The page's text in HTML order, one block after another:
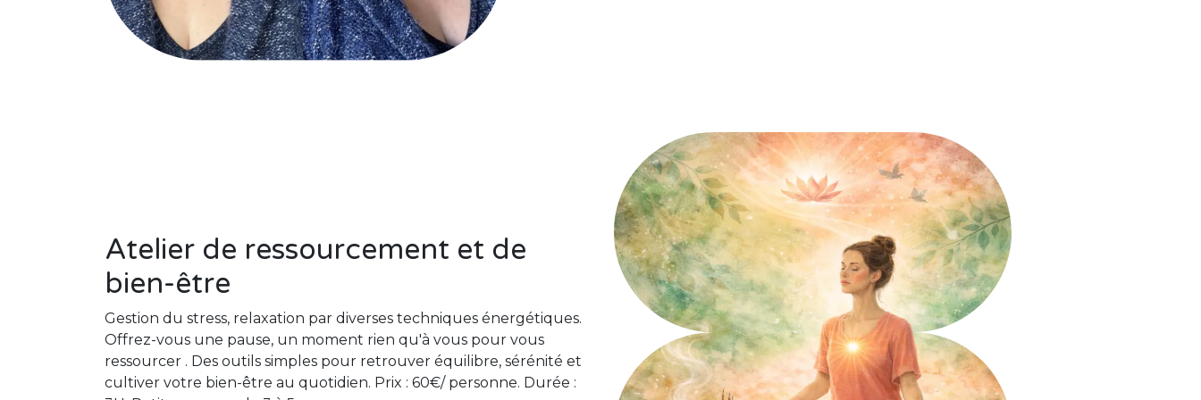
Atelier de ressourcement et de
bien-être
Gestion du stress, relaxation par diverses techniques énergétiques.
Offrez-vous une pause, un moment rien qu'à vous pour vous
ressourcer . Des outils simples pour retrouver équilibre, sérénité et
cultiver votre bien-être au quotidien. Prix : 60€/ personne. Durée :